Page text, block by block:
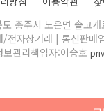
충주시 노은면 솔고
자상거래 | 통신판매
관리책임자:이승호